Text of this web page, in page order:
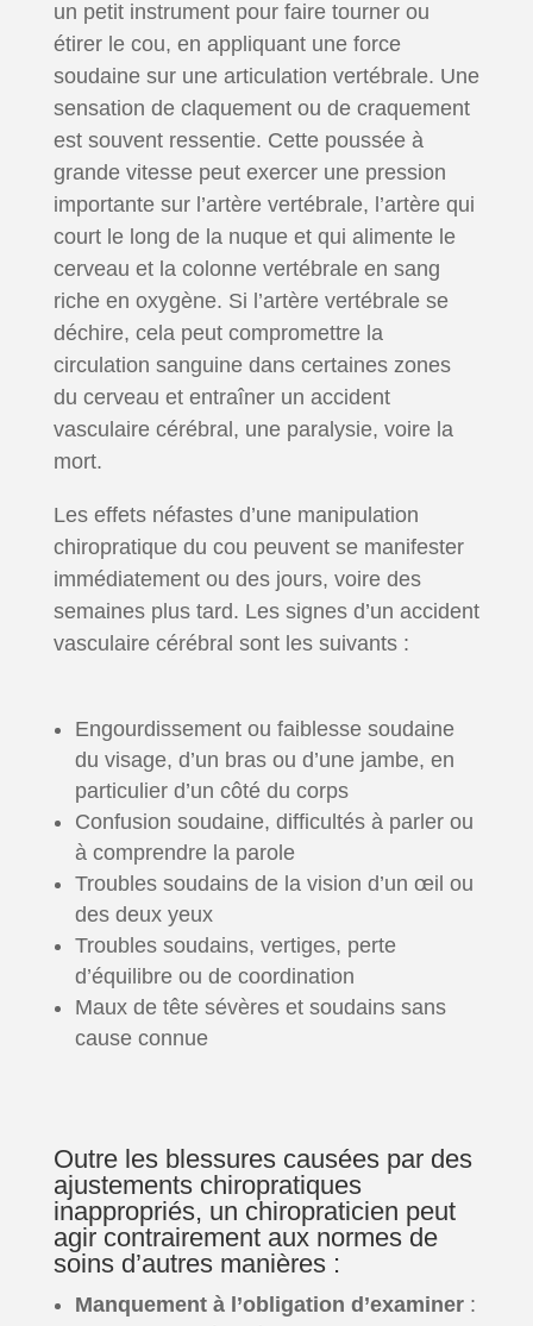
un petit instrument pour faire tourner ou
étirer le cou, en appliquant une force
soudaine sur une articulation vertébrale. Une
sensation de claquement ou de craquement
est souvent ressentie. Cette poussée à
grande vitesse peut exercer une pression
importante sur l’artère vertébrale, l’artère qui
court le long de la nuque et qui alimente le
cerveau et la colonne vertébrale en sang
riche en oxygène. Si l’artère vertébrale se
déchire, cela peut compromettre la
circulation sanguine dans certaines zones
du cerveau et entraîner un accident
vasculaire cérébral, une paralysie, voire la
mort.
Les effets néfastes d’une manipulation
chiropratique du cou peuvent se manifester
immédiatement ou des jours, voire des
semaines plus tard. Les signes d’un accident
vasculaire cérébral sont les suivants :
Engourdissement ou faiblesse soudaine
du visage, d’un bras ou d’une jambe, en
particulier d’un côté du corps
Confusion soudaine, difficultés à parler ou
à comprendre la parole
Troubles soudains de la vision d’un œil ou
des deux yeux
Troubles soudains, vertiges, perte
d’équilibre ou de coordination
Maux de tête sévères et soudains sans
cause connue
Outre les blessures causées par des
ajustements chiropratiques
inappropriés, un chiropraticien peut
agir contrairement aux normes de
soins d’autres manières :
Manquement à l’obligation d’examiner: